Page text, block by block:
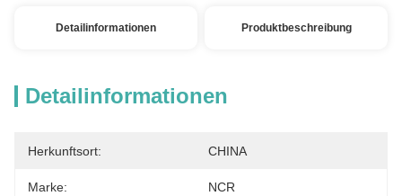
Detailinformationen Produktbeschreibung
Detailinformationen
Herkunftsort: CHINA
Marke: NCR